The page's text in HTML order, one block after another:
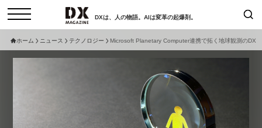
DXは、人の物語。AIは変革の起爆剤。
ニュース
日本オムニチャネル協会
ホーム ニュース テクノロジー Microsoft Planetary Computer連携で拓く地球観測のDX